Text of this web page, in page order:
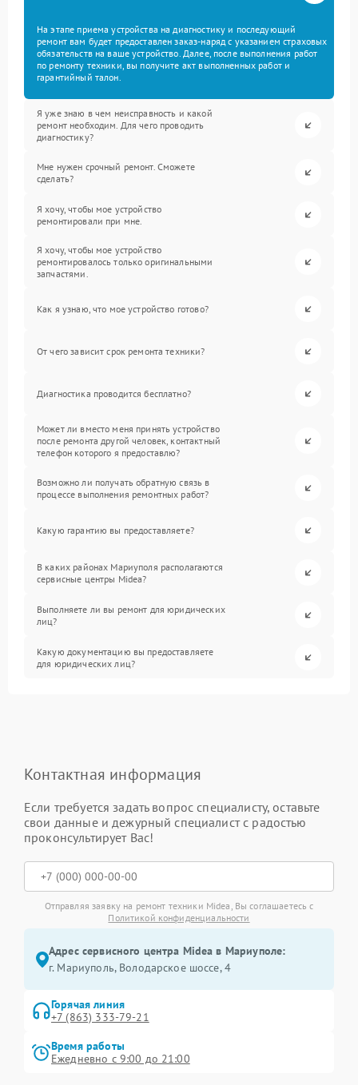
На этапе приема устройства на диагностику и последующий
ремонт вам будет предоставлен заказ-наряд с указанием страховых
обязательств на ваше устройство. Далее, после выполнения работ
по ремонту техники, вы получите акт выполненных работ и
гарантийный талон.
Я уже знаю в чем неисправность и какой
ремонт необходим. Для чего проводить
диагностику?
Мне нужен срочный ремонт. Сможете
сделать?
Я хочу, чтобы мое устройство
ремонтировали при мне.
Я хочу, чтобы мое устройство
ремонтировалось только оригинальными
запчастями.
Как я узнаю, что мое устройство готово?
От чего зависит срок ремонта техники?
Диагностика проводится бесплатно?
Может ли вместо меня принять устройство
после ремонта другой человек, контактный
телефон которого я предоставлю?
Возможно ли получать обратную связь в
процессе выполнения ремонтных работ?
Какую гарантию вы предоставляете?
В каких районах Мариуполя располагаются
сервисные центры Midea?
Выполняете ли вы ремонт для юридических
лиц?
Какую документацию вы предоставляете
для юридических лиц?
Контактная информация
Если требуется задать вопрос специалисту, оставьте
свои данные и дежурный специалист с радостью
проконсультирует Вас!
Отправляя заявку на ремонт техники Midea, Вы соглашаетесь с
Политикой конфиденциальности
Адрес сервисного центра Midea в Мариуполе:
г. Мариуполь, Володарское шоссе, 4
Горячая линия
+7 (863) 333-79-21
Время работы
Ежедневно с 9:00 до 21:00